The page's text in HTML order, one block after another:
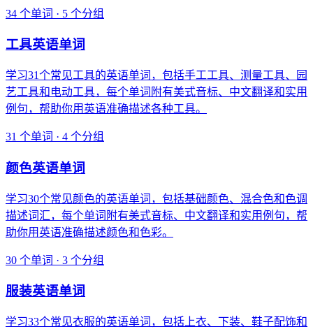
34 个单词 · 5 个分组
工具英语单词
学习31个常见工具的英语单词，包括手工工具、测量工具、园
艺工具和电动工具，每个单词附有美式音标、中文翻译和实用
例句，帮助你用英语准确描述各种工具。
31 个单词 · 4 个分组
颜色英语单词
学习30个常见颜色的英语单词，包括基础颜色、混合色和色调
描述词汇，每个单词附有美式音标、中文翻译和实用例句，帮
助你用英语准确描述颜色和色彩。
30 个单词 · 3 个分组
服装英语单词
学习33个常见衣服的英语单词，包括上衣、下装、鞋子配饰和